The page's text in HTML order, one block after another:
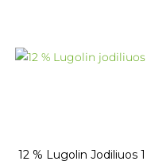
12 % Lugolin Jodiliuos 1